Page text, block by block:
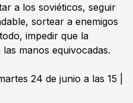
a los soviéticos, seguir
sortear a enemigos
impedir que la
manos equivocadas.
24 de junio a las 15 |